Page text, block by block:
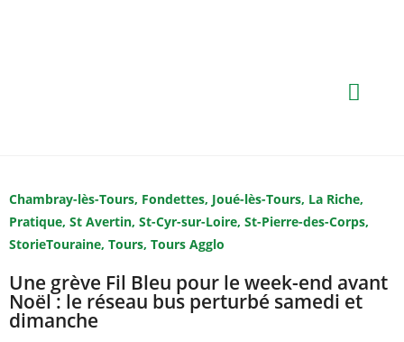
Chambray-lès-Tours, Fondettes, Joué-lès-Tours, La Riche,
Pratique, St Avertin, St-Cyr-sur-Loire, St-Pierre-des-Corps,
StorieTouraine, Tours, Tours Agglo
Une grève Fil Bleu pour le week-end avant
Noël : le réseau bus perturbé samedi et
dimanche